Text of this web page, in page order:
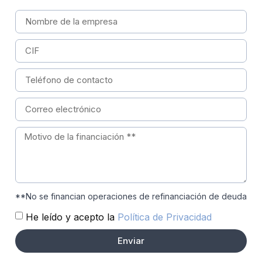
**No se financian operaciones de refinanciación de deuda
He leído y acepto la Política de Privacidad
Enviar